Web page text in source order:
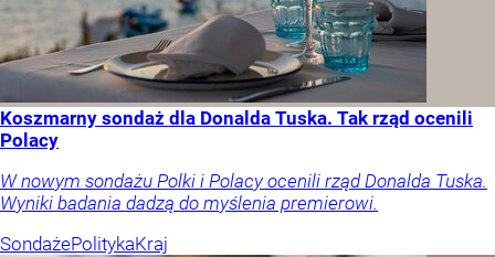
Koszmarny sondaż dla Donalda Tuska. Tak rząd ocenili
Polacy
W nowym sondażu Polki i Polacy ocenili rząd Donalda Tuska.
Wyniki badania dadzą do myślenia premierowi.
SondażePolitykaKraj